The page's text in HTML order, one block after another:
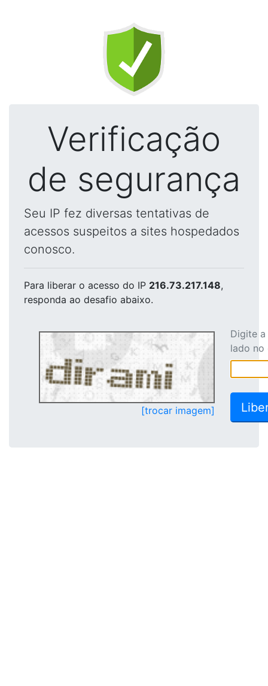
Verificação
de segurança
Seu IP fez diversas tentativas de
acessos suspeitos a sites hospedados
conosco.
Para liberar o acesso do IP 216.73.217.148,
responda ao desafio abaixo.
[trocar imagem]
Digite
lado no